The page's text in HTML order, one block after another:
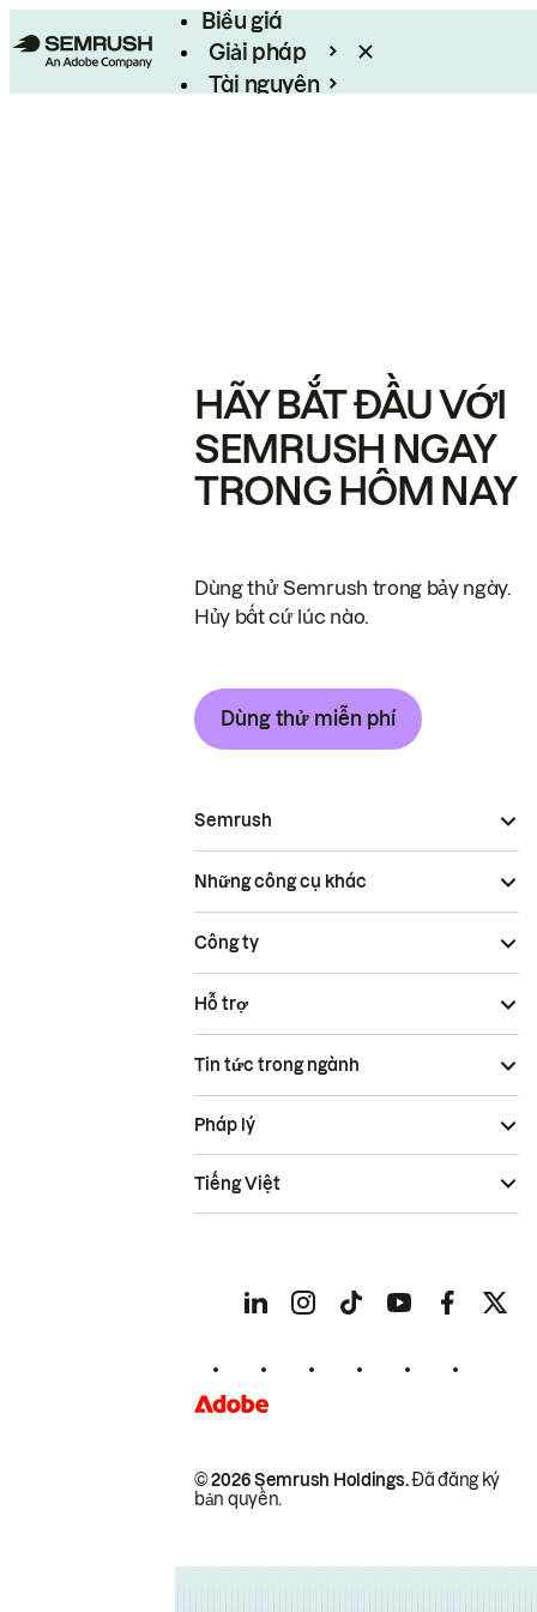
Biểu giá
Giải pháp
Tài nguyên
HÃY BẮT ĐẦU VỚI
SEMRUSH NGAY
TRONG HÔM NAY
Dùng thử Semrush trong bảy ngày.
Hủy bất cứ lúc nào.
Dùng thử miễn phí
Semrush
Những công cụ khác
Công ty
Hỗ trợ
Tin tức trong ngành
© 2026 Semrush Holdings.Đã đăng ký
bản quyền.
Pháp lý
Tiếng Việt